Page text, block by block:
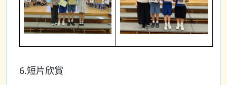
6.短片欣賞